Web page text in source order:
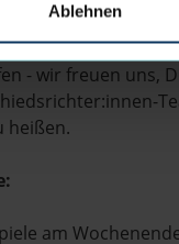
Ablehnen
. Egal ob du
einfach schon
- wir freuen uns,
heißen.
am